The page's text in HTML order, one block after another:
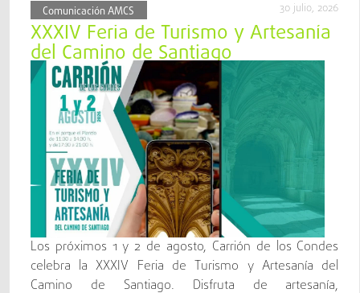
Comunicación AMCS 30 julio, 2026
XXXIV Feria de Turismo y Artesanía
del Camino de Santiago
Los próximos 1 y 2 de agosto, Carrión de los Condes
celebra la XXXIV Feria de Turismo y Artesanía del
Camino de Santiago. Disfruta de artesanía,